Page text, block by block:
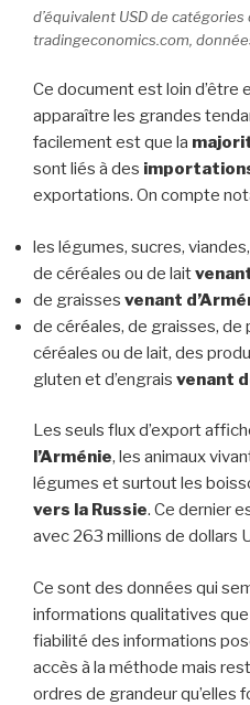
d’équivalent USD de
tradingeconomics.com,
Ce document est loin d’être
apparaître les grandes
facilement est que la
sont liés à des
exportations. On compte
les légumes, sucres,
de céréales ou de lait
de graisses venant
de céréales, de graisses, de
céréales ou de lait, des
gluten et d’engrais venant
Les seuls flux d’export
l’Arménie, les animaux
légumes et surtout les
vers la Russie. Ce dernier
avec 263 millions de dollars
Ce sont des données qui
informations qualitatives que
fiabilité des informations
accès à la méthode mais
ordres de grandeur qu’elles